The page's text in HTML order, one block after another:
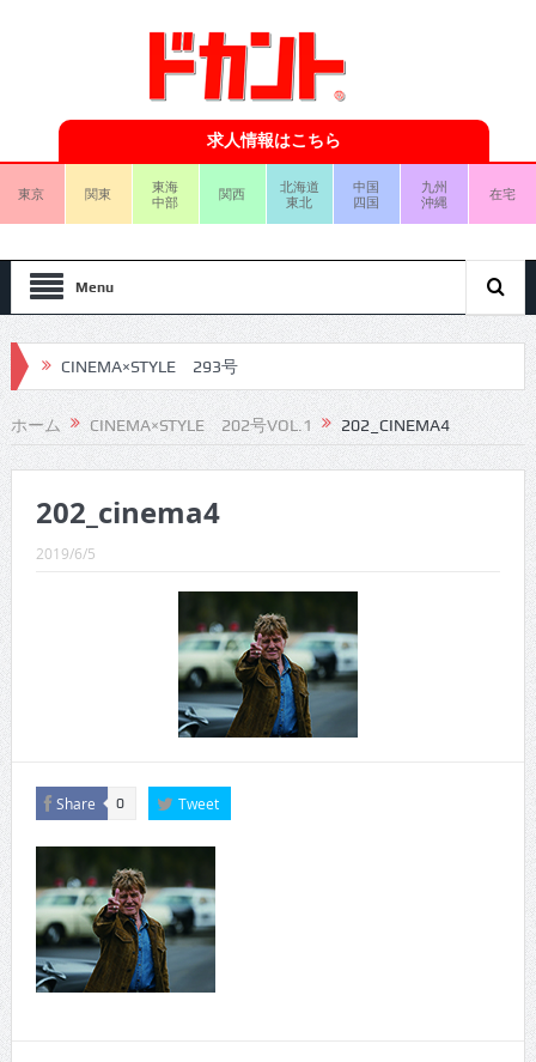
求人情報はこちら
東京 関東
東海
中部
関西
北海道
東北
中国
四国
九州
沖縄
在宅
Menu
CINEMA×STYLE 293号
CINEMA×STYLE 292号
CINEMA×STYLE 291号
CINEMA×STYLE 290号
CINEMA×STYLE 289号
CINEMA×STYLE 288号
CINEMA×STYLE 287号
CINEMA×STYLE 286号
CINEMA×STYLE 285号
ホーム CINEMA×STYLE 202号VOL.1 202_CINEMA4
202_cinema4
2019/6/5
Share 0 Tweet